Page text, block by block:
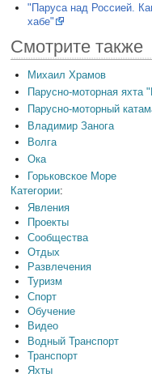
"Паруса над Россией.
хабе"
Смотрите также
Михаил Храмов
Парусно-моторная яхта
Парусно-моторный
Владимир Занога
Волга
Ока
Горьковское Море
Категории:
Явления
Проекты
Сообщества
Отдых
Развлечения
Туризм
Спорт
Обучение
Видео
Водный Транспорт
Транспорт
Яхты